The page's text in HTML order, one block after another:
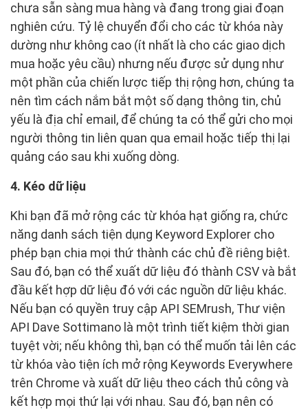
chưa sẵn sàng mua hàng và đang trong giai đoạn
nghiên cứu. Tỷ lệ chuyển đổi cho các từ khóa này
dường như không cao (ít nhất là cho các giao dịch
mua hoặc yêu cầu) nhưng nếu được sử dụng như
một phần của chiến lược tiếp thị rộng hơn, chúng ta
nên tìm cách nắm bắt một số dạng thông tin, chủ
yếu là địa chỉ email, để chúng ta có thể gửi cho mọi
người thông tin liên quan qua email hoặc tiếp thị lại
quảng cáo sau khi xuống dòng.
4. Kéo dữ liệu
Khi bạn đã mở rộng các từ khóa hạt giống ra, chức
năng danh sách tiện dụng Keyword Explorer cho
phép bạn chia mọi thứ thành các chủ đề riêng biệt.
Sau đó, bạn có thể xuất dữ liệu đó thành CSV và bắt
đầu kết hợp dữ liệu đó với các nguồn dữ liệu khác.
Nếu bạn có quyền truy cập API SEMrush, Thư viện
API Dave Sottimano là một trình tiết kiệm thời gian
tuyệt vời; nếu không thì, bạn có thể muốn tải lên các
từ khóa vào tiện ích mở rộng Keywords Everywhere
trên Chrome và xuất dữ liệu theo cách thủ công và
kết hợp mọi thứ lại với nhau. Sau đó, bạn nên có